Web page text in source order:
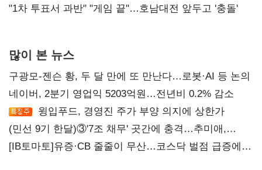
불복'
"1차 투표서 과반" "게임 끝"…호남대전 앞두고 '충돌'
많이 본 뉴스
구광모-젠슨 황, 두 달 만에 또 만난다…로봇·AI 등 논의
네이버, 2분기 영업익 5203억원…전년비 0.2% 감소
윙입푸드, 경영진 주가 부양 의지에 상한가
(민선 9기 한달)③'7조 채무' 곳간에 충격…추미애,
20년만에 '비상재정' 선언 승부수
[IB토마토]유증·CB 줄줄이 무산…코스닥 벌점 급증에